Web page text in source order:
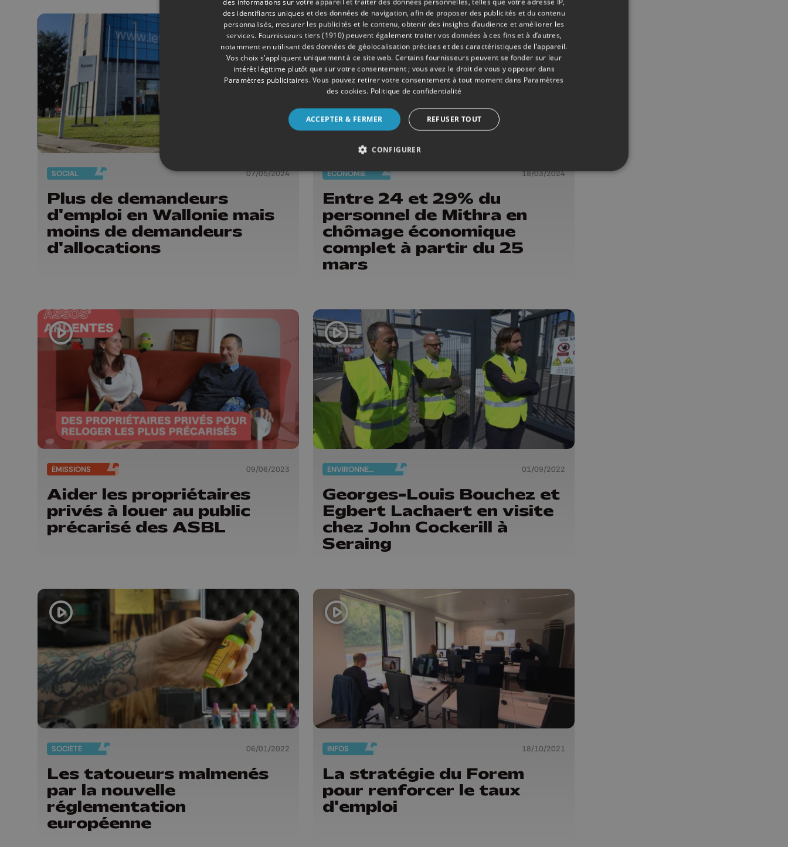
SOCIAL 07/05/2024
Plus de demandeurs
d'emploi en Wallonie mais
moins de demandeurs
d'allocations
ECONOMIE 18/03/2024
Entre 24 et 29% du
personnel de Mithra en
chômage économique
complet à partir du 25
mars
ÉMISSIONS 09/06/2023
Aider les propriétaires
privés à louer au public
précarisé des ASBL
ENVIRONNEMENT 01/09/2022
Georges-Louis Bouchez et
Egbert Lachaert en visite
chez John Cockerill à
Seraing
SOCIÉTÉ 06/01/2022
Les tatoueurs malmenés
par la nouvelle
réglementation
européenne
INFOS 18/10/2021
La stratégie du Forem
pour renforcer le taux
d'emploi
des identifiants uniques et des données de navigation, afin de proposer des publicités et du contenu
personnalisés, mesurer les publicités et le contenu, obtenir des insights d’audience et améliorer les
services. Fournisseurs tiers (1910) peuvent également traiter vos données à ces fins et à d’autres,
notamment en utilisant des données de géolocalisation précises et des caractéristiques de l’appareil.
Vos choix s’appliquent uniquement à ce site web. Certains fournisseurs peuvent se fonder sur leur
intérêt légitime plutôt que sur votre consentement ; vous avez le droit de vous y opposer dans
Paramètres publicitaires. Vous pouvez retirer votre consentement à tout moment dans Paramètres
des cookies. Politique de confidentialité
ACCEPTER & FERMER REFUSER TOUT
CONFIGURER